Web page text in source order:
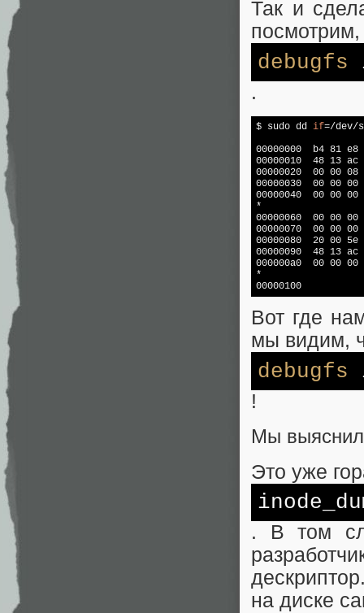
Так и
debugfs
.
$ sudo dd if=/dev/
00000000  b4 81
00000010  48 13
00000020  00 00
00000030  00 00
00000040  00 00
*
00000060  00 00
00000070  00 00
00000080  20 00
00000090  48 13
000000a0  00 00
*
00000100
Вот где
мы видим,
debugfs
!
Мы
Это уже
. В том
на диске